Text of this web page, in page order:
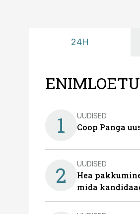
24H
1 UUDISED
Coop Panga
2 UUDISED
Hea
mida